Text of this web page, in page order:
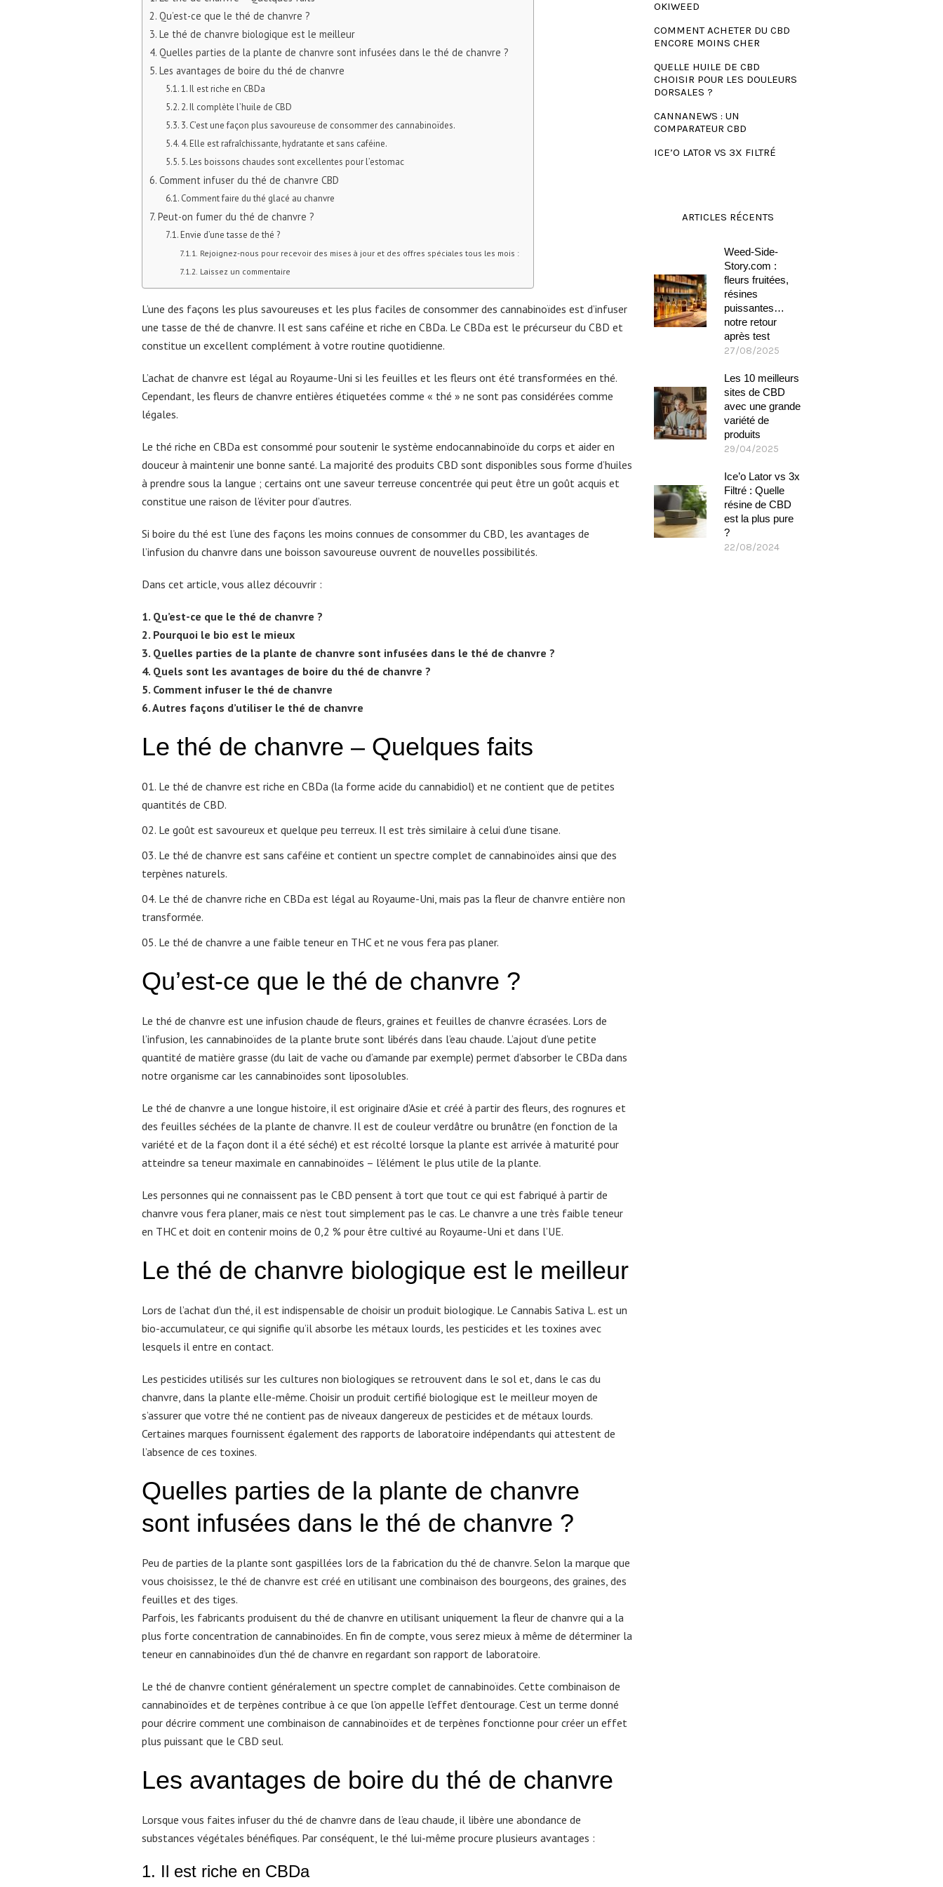
Qu’est-ce que le thé de chanvre ?
Le thé de chanvre biologique est le meilleur
Quelles parties de la plante de chanvre sont infusées dans le thé de chanvre ?
Les avantages de boire du thé de chanvre
1. Il est riche en CBDa
2. Il complète l’huile de CBD
3. C’est une façon plus savoureuse de consommer des cannabinoïdes.
4. Elle est rafraîchissante, hydratante et sans caféine.
5. Les boissons chaudes sont excellentes pour l’estomac
Comment infuser du thé de chanvre CBD
Comment faire du thé glacé au chanvre
Peut-on fumer du thé de chanvre ?
Envie d’une tasse de thé ?
Rejoignez-nous pour recevoir des mises à jour et des offres spéciales tous les mois :
Laissez un commentaire
L’une des façons les plus savoureuses et les plus faciles de consommer des cannabinoïdes est d’infuser
une tasse de thé de chanvre. Il est sans caféine et riche en CBDa. Le CBDa est le précurseur du CBD et
constitue un excellent complément à votre routine quotidienne.
L’achat de chanvre est légal au Royaume-Uni si les feuilles et les fleurs ont été transformées en thé.
Cependant, les fleurs de chanvre entières étiquetées comme « thé » ne sont pas considérées comme
légales.
Le thé riche en CBDa est consommé pour soutenir le système endocannabinoïde du corps et aider en
douceur à maintenir une bonne santé. La majorité des produits CBD sont disponibles sous forme d’huiles
à prendre sous la langue ; certains ont une saveur terreuse concentrée qui peut être un goût acquis et
constitue une raison de l’éviter pour d’autres.
Si boire du thé est l’une des façons les moins connues de consommer du CBD, les avantages de
l’infusion du chanvre dans une boisson savoureuse ouvrent de nouvelles possibilités.
Dans cet article, vous allez découvrir :
1. Qu’est-ce que le thé de chanvre ?
2. Pourquoi le bio est le mieux
3. Quelles parties de la plante de chanvre sont infusées dans le thé de chanvre ?
4. Quels sont les avantages de boire du thé de chanvre ?
5. Comment infuser le thé de chanvre
6. Autres façons d’utiliser le thé de chanvre
Le thé de chanvre – Quelques faits
Le thé de chanvre est riche en CBDa (la forme acide du cannabidiol) et ne contient que de petites
quantités de CBD.
Le goût est savoureux et quelque peu terreux. Il est très similaire à celui d’une tisane.
Le thé de chanvre est sans caféine et contient un spectre complet de cannabinoïdes ainsi que des
terpènes naturels.
Le thé de chanvre riche en CBDa est légal au Royaume-Uni, mais pas la fleur de chanvre entière non
transformée.
Le thé de chanvre a une faible teneur en THC et ne vous fera pas planer.
Qu’est-ce que le thé de chanvre ?
Le thé de chanvre est une infusion chaude de fleurs, graines et feuilles de chanvre écrasées. Lors de
l’infusion, les cannabinoïdes de la plante brute sont libérés dans l’eau chaude. L’ajout d’une petite
quantité de matière grasse (du lait de vache ou d’amande par exemple) permet d’absorber le CBDa dans
notre organisme car les cannabinoïdes sont liposolubles.
Le thé de chanvre a une longue histoire, il est originaire d’Asie et créé à partir des fleurs, des rognures et
des feuilles séchées de la plante de chanvre. Il est de couleur verdâtre ou brunâtre (en fonction de la
variété et de la façon dont il a été séché) et est récolté lorsque la plante est arrivée à maturité pour
atteindre sa teneur maximale en cannabinoïdes – l’élément le plus utile de la plante.
Les personnes qui ne connaissent pas le CBD pensent à tort que tout ce qui est fabriqué à partir de
chanvre vous fera planer, mais ce n’est tout simplement pas le cas. Le chanvre a une très faible teneur
en THC et doit en contenir moins de 0,2 % pour être cultivé au Royaume-Uni et dans l’UE.
Le thé de chanvre biologique est le meilleur
Lors de l’achat d’un thé, il est indispensable de choisir un produit biologique. Le Cannabis Sativa L. est un
bio-accumulateur, ce qui signifie qu’il absorbe les métaux lourds, les pesticides et les toxines avec
lesquels il entre en contact.
Les pesticides utilisés sur les cultures non biologiques se retrouvent dans le sol et, dans le cas du
chanvre, dans la plante elle-même. Choisir un produit certifié biologique est le meilleur moyen de
s’assurer que votre thé ne contient pas de niveaux dangereux de pesticides et de métaux lourds.
Certaines marques fournissent également des rapports de laboratoire indépendants qui attestent de
l’absence de ces toxines.
Quelles parties de la plante de chanvre
sont infusées dans le thé de chanvre ?
Peu de parties de la plante sont gaspillées lors de la fabrication du thé de chanvre. Selon la marque que
vous choisissez, le thé de chanvre est créé en utilisant une combinaison des bourgeons, des graines, des
feuilles et des tiges.
Parfois, les fabricants produisent du thé de chanvre en utilisant uniquement la fleur de chanvre qui a la
plus forte concentration de cannabinoïdes. En fin de compte, vous serez mieux à même de déterminer la
teneur en cannabinoïdes d’un thé de chanvre en regardant son rapport de laboratoire.
Le thé de chanvre contient généralement un spectre complet de cannabinoïdes. Cette combinaison de
cannabinoïdes et de terpènes contribue à ce que l’on appelle l’effet d’entourage. C’est un terme donné
pour décrire comment une combinaison de cannabinoïdes et de terpènes fonctionne pour créer un effet
plus puissant que le CBD seul.
Les avantages de boire du thé de chanvre
Lorsque vous faites infuser du thé de chanvre dans de l’eau chaude, il libère une abondance de
substances végétales bénéfiques. Par conséquent, le thé lui-même procure plusieurs avantages :
1. Il est riche en CBDa
OKIWEED
COMMENT ACHETER DU CBD
ENCORE MOINS CHER
QUELLE HUILE DE CBD
CHOISIR POUR LES DOULEURS
DORSALES ?
CANNANEWS : UN
COMPARATEUR CBD
ICE’O LATOR VS 3X FILTRÉ
ARTICLES RÉCENTS
Weed-Side-
Story.com :
fleurs fruitées,
résines
puissantes…
notre retour
après test
27/08/2025
Les 10 meilleurs
sites de CBD
avec une grande
variété de
produits
29/04/2025
Ice’o Lator vs 3x
Filtré : Quelle
résine de CBD
est la plus pure
?
22/08/2024